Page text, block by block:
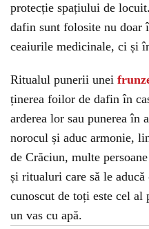
protecție spațiului de
dafin sunt folosite nu doar
ceaiurile medicinale, ci și
Ritualul punerii unei
ținerea foilor de dafin în
arderea lor sau punerea în
norocul și aduc armonie,
de Crăciun, multe
și ritualuri care să le
cunoscut de toți este cel
un vas cu apă.